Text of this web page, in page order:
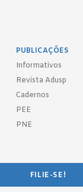
PUBLICAÇÕES
Informativos
Revista Adusp
Cadernos
PEE
PNE
FILIE-SE!